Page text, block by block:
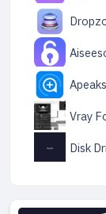
Vray
Disk